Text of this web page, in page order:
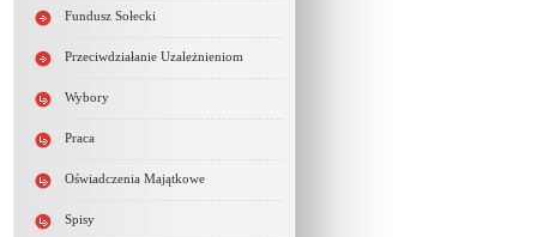
Fundusz Sołecki
Przeciwdziałanie Uzależnieniom
Wybory
Praca
Oświadczenia Majątkowe
Spisy